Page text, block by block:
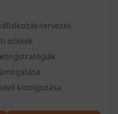
tervezés
ötletek
kidolgozása